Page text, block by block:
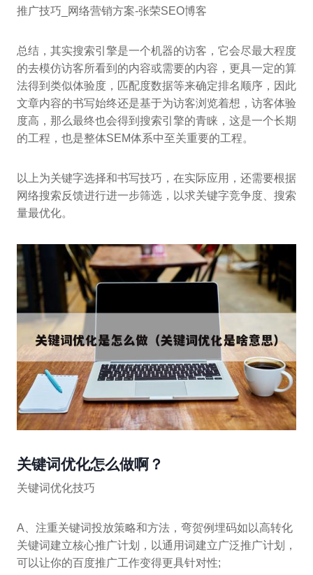
推广技巧_网络营销方案-张荣SEO博客
总结，其实搜索引擎是一个机器的访客，它会尽最大程度
的去模仿访客所看到的内容或需要的内容，更具一定的算
法得到类似体验度，匹配度数据等来确定排名顺序，因此
文章内容的书写始终还是基于为访客浏览着想，访客体验
度高，那么最终也会得到搜索引擎的青睐，这是一个长期
的工程，也是整体SEM体系中至关重要的工程。
以上为关键字选择和书写技巧，在实际应用，还需要根据
网络搜索反馈进行进一步筛选，以求关键字竞争度、搜索
量最优化。
关键词优化怎么做啊？
关键词优化技巧
A、注重关键词投放策略和方法，弯贺例埋码如以高转化
关键词建立核心推广计划，以通用词建立广泛推广计划，
可以让你的百度推广工作变得更具针对性;